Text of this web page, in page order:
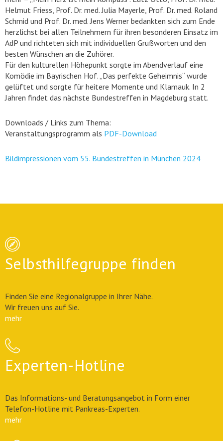
Helmut Friess, Prof. Dr. med. Julia Mayerle, Prof. Dr. med. Roland
Schmid und Prof. Dr. med. Jens Werner bedankten sich zum Ende
herzlichst bei allen Teilnehmern für ihren besonderen Einsatz im
AdP und richteten sich mit individuellen Grußworten und den
besten Wünschen an die Zuhörer.
Für den kulturellen Höhepunkt sorgte im Abendverlauf eine
Komödie im Bayrischen Hof. „Das perfekte Geheimnis“ wurde
gelüftet und sorgte für heitere Momente und Klamauk. In 2
Jahren findet das nächste Bundestreffen in Magdeburg statt.
Downloads / Links zum Thema:
Veranstaltungsprogramm als PDF-Download
Bildimpressionen vom 55. Bundestreffen in München 2024
Selbsthilfegruppe finden
Finden Sie eine Regionalgruppe in Ihrer Nähe.
Wir freuen uns auf Sie.
mehr
Experten-Hotline
Das Informations- und Beratungsangebot in Form einer
Telefon-Hotline mit Pankreas-Experten.
mehr